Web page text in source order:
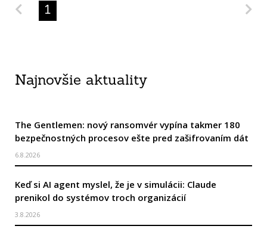
Predchádzajúca strana
1
Najnovšie aktuality
The Gentlemen: nový ransomvér vypína takmer 180
bezpečnostných procesov ešte pred zašifrovaním dát
6.8.2026
Keď si AI agent myslel, že je v simulácii: Claude
prenikol do systémov troch organizácií
3.8.2026